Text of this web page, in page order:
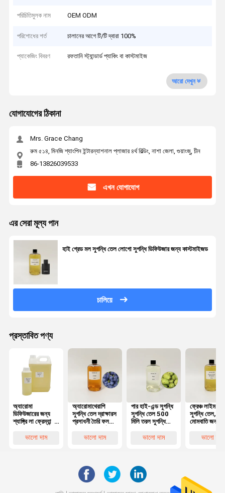
পরিচিতিমুলক নাম OEM ODM
পরিশোধের শর্ত চালানের আগে টি/টি দ্বারা 100%
প্যাকেজিং বিবরণ রফতানি স্ট্যান্ডার্ড প্যাকিং বা কাস্টমাইজ
আরো দেখুন
যোগাযোগের ঠিকানা
Mrs. Grace Chang
রুম ৫১৪, মিনজি শ্যাংপিন ইন্টারন্যাশনাল প্লাজার ৪র্থ বিল্ডিং, নাশা জেলা, গুয়াংজু, চীন
86-13826039533
এখন যোগাযোগ
এর সেরা মূল্য পান
হাই গ্রেড মল সুগন্ধি তেল লোগো সুগন্ধি ডিফিউজার জন্য কাস্টমাইজড
চালিয়ে
প্রস্তাবিত পণ্য
অ্যারোমা
ডিফিউজারের জন্য
শ্যাঙ্গ্রি লা ফ্রেম্যান্স
লিটার ক্যাপাসিটি
ভালো দাম
অ্যারোমাথেরাপি
সুগন্ধি তেল দ্রাক্ষারস
প্রসাধনী তৈরি ফল
ভালো দাম
পার হাই-এন্ড সুগন্ধি
সুগন্ধি তেল 500
মিলি তরল সুগন্ধি
ভালো দাম
ফ্রেঞ্চ লাইম
সুগন্ধি তেল,
মোমবাতি জন্য
সুগন্ধি তেল
ভালো দাম